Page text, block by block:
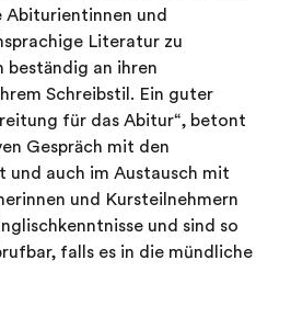
Abiturientinnen und
Literatur zu
beständig an ihren
Schreibstil. Ein guter
für das Abitur“, betont
Gespräch mit den
und auch im Austausch mit
und Kursteilnehmern
und sind so
falls es in die mündliche